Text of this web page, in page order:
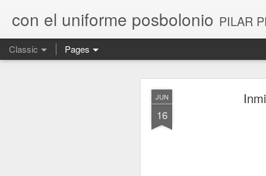
JUN
16
con el uniforme posbolonio PILAR
Classic Pages